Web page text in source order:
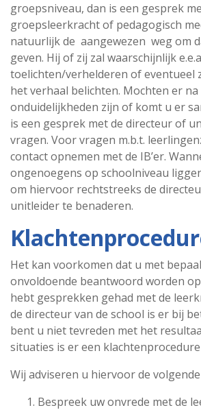
groepsniveau, dan is een gesprek
groepsleerkracht of pedagogisch
natuurlijk de aangewezen weg om
geven. Hij of zij zal waarschijnlijk
toelichten/verhelderen of eventueel
het verhaal belichten. Mochten er
onduidelijkheden zijn of komt u er
is een gesprek met de directeur of
vragen. Voor vragen m.b.t.
contact opnemen met de IB’er.
ongenoegens op schoolniveau
om hiervoor rechtstreeks de
unitleider te benaderen.
Het kan voorkomen dat u met
onvoldoende beantwoord worden
hebt gesprekken gehad met de
de directeur van de school is er bij
bent u niet tevreden met het
situaties is er een
Wij adviseren u hiervoor de
Bespreek uw onvrede met de